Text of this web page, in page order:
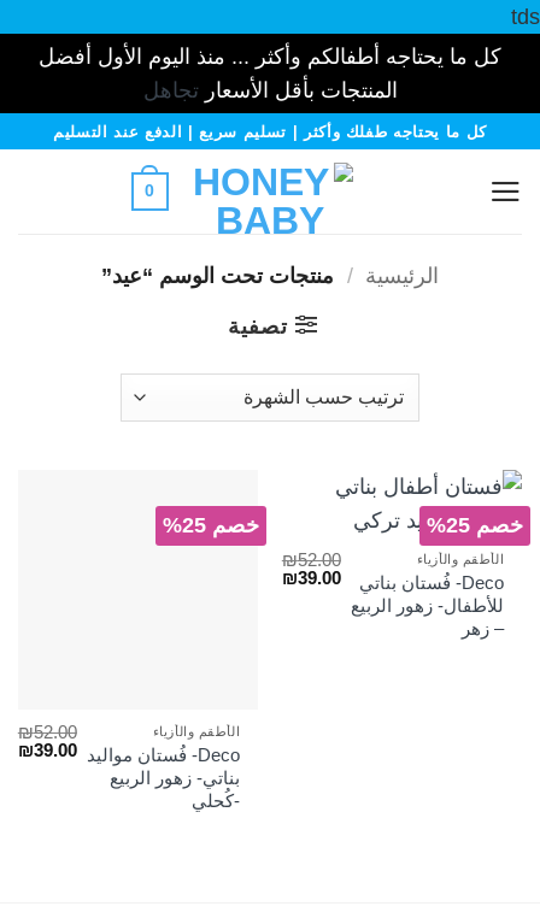
tds
كل ما يحتاجه أطفالكم وأكثر ... منذ اليوم الأول أفضل
المنتجات بأقل الأسعارتجاهل
تخطيكل ما يحتاجه طفلك وأكثر | تسليم سريع | الدفع عند التسليم
0
الرئيسية / منتجات تحت الوسم “عيد”
تصفية
خصم 25%
الأطقم والأزياء
Deco- فُستان بناتي
للأطفال- زهور الربيع
– زهر
₪52.00
السعر₪39.00
خصم 25%
الأطقم والأزياء
Deco- فُستان مواليد
بناتي- زهور الربيع
-كُحلي
₪52.00
السعر₪39.00